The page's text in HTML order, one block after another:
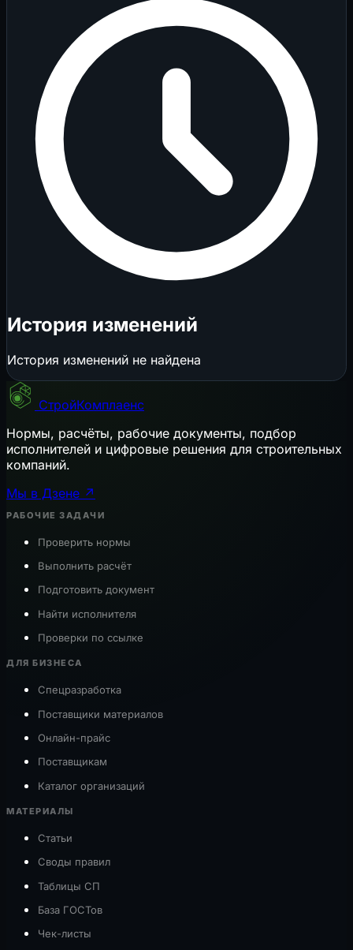
История изменений
История изменений не найдена
СтройКомплаенс
Нормы, расчёты, рабочие документы, подбор
исполнителей и цифровые решения для строительных
компаний.
Мы в Дзене ↗
РАБОЧИЕ ЗАДАЧИ
Проверить нормы
Выполнить расчёт
Подготовить документ
Найти исполнителя
Проверки по ссылке
ДЛЯ БИЗНЕСА
Спецразработка
Поставщики материалов
Онлайн-прайс
Поставщикам
Каталог организаций
МАТЕРИАЛЫ
Статьи
Своды правил
Таблицы СП
База ГОСТов
Чек-листы